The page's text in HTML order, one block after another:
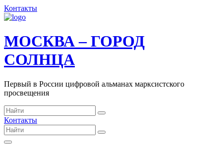
Контакты
МОСКВА – ГОРОД
СОЛНЦА
Первый в России цифровой альманах марксистского
просвещения
Контакты